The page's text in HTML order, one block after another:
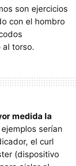
son ejercicios
con el hombro
al torso.
medida la
serían
el curl
(dispositivo